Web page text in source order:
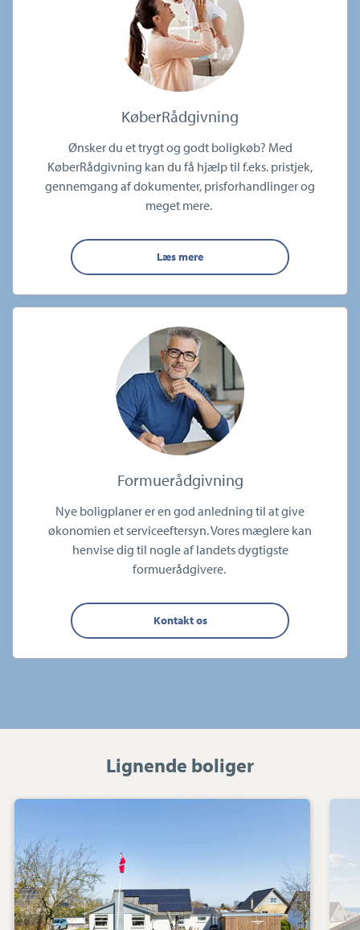
KøberRådgivning
Ønsker du et trygt og godt boligkøb? Med
KøberRådgivning kan du få hjælp til f.eks. pristjek,
gennemgang af dokumenter, prisforhandlinger og
meget mere.
Læs mere
Formuerådgivning
Nye boligplaner er en god anledning til at give
økonomien et serviceeftersyn. Vores mæglere kan
henvise dig til nogle af landets dygtigste
formuerådgivere.
Kontakt os
Lignende boliger
Sottrup,
6400
Sønderborg